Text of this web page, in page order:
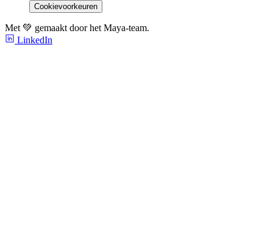
Cookievoorkeuren
Met 💚 gemaakt door het Maya-team.
LinkedIn